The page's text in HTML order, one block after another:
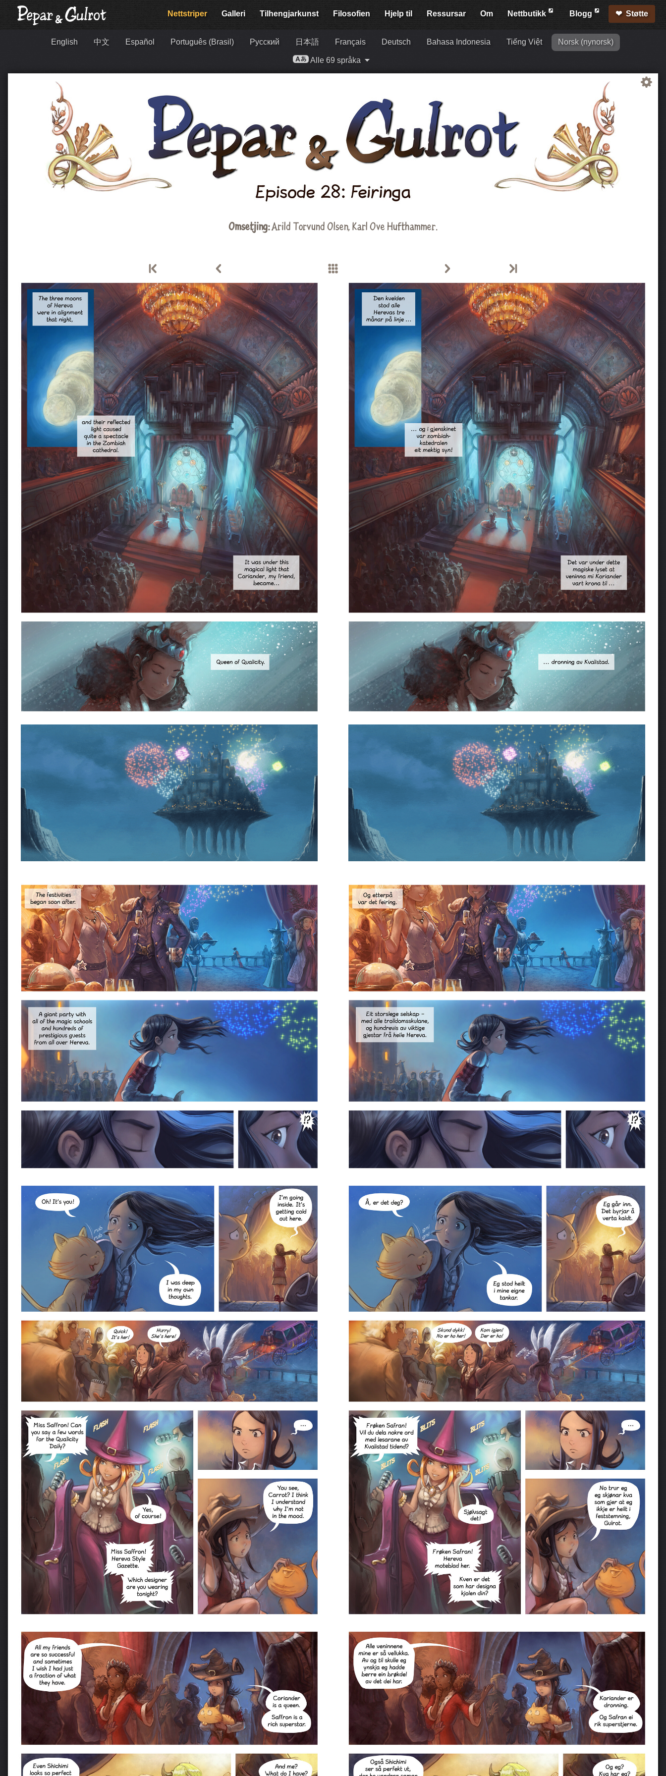
Nett­striper Galleri Tilhengjar­kunst Filosofien Hjelp til Ressursar Om Nett­butikk Blogg Støtte
English 中文 Español Português (Brasil) Русский 日本語 Français Deutsch Bahasa Indonesia Tiếng Việt Norsk (nynorsk)
Alle 69 språka
Omsetjing:Arild Torvund Olsen,Karl Ove Hufthammer.